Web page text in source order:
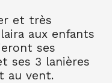
et très
aux enfants
ses
ses 3 lanières
au vent.